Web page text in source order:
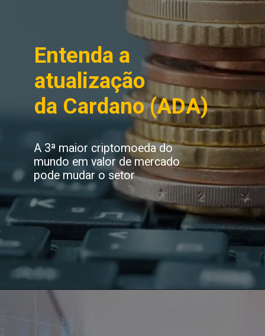
Entenda a
atualização
da Cardano (ADA)
A 3ª maior criptomoeda do
mundo em valor de mercado
pode mudar o setor